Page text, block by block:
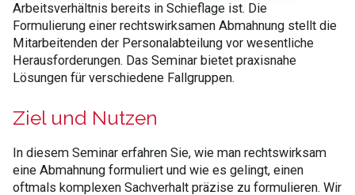
Arbeitsverhältnis bereits in Schieflage ist. Die
Formulierung einer rechtswirksamen Abmahnung stellt die
Mitarbeitenden der Personalabteilung vor wesentliche
Herausforderungen. Das Seminar bietet praxisnahe
Lösungen für verschiedene Fallgruppen.
Ziel und Nutzen
In diesem Seminar erfahren Sie, wie man rechtswirksam
eine Abmahnung formuliert und wie es gelingt, einen
oftmals komplexen Sachverhalt präzise zu formulieren. Wir